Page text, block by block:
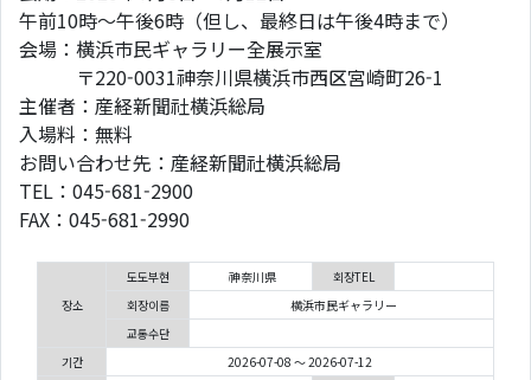
午前10時～午後6時（但し、最終日は午後4時まで）
会場：横浜市民ギャラリー全展示室
〒220-0031神奈川県横浜市西区宮崎町26-1
主催者：産経新聞社横浜総局
入場料：無料
お問い合わせ先：産経新聞社横浜総局
TEL：045-681-2900
FAX：045-681-2990
장소
도도부현 神奈川県
회장TEL
회장이름
横浜市民ギャラリー
교통수단
기간
2026-07-08 ～ 2026-07-12